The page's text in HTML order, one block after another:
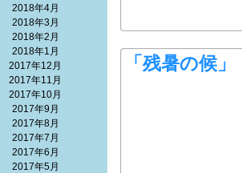
2018年4月
2018年3月
2018年2月
2018年1月
2017年12月
2017年11月
2017年10月
2017年9月
2017年8月
2017年7月
2017年6月
2017年5月
「残暑の候」